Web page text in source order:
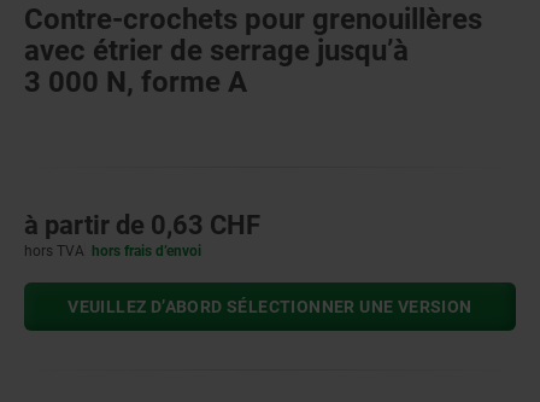
Contre-crochets pour grenouillères
avec étrier de serrage jusqu’à
3 000 N, forme A
à partir de 0,63 CHF
hors TVA hors frais d’envoi
VEUILLEZ D’ABORD SÉLECTIONNER UNE VERSION